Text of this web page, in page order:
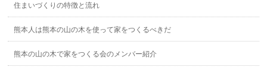
住まいづくりの特徴と流れ
熊本人は熊本の山の木を使って家をつくるべきだ
熊本の山の木で家をつくる会のメンバー紹介